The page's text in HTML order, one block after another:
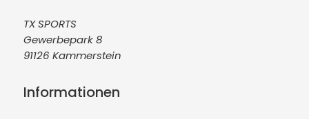
TX SPORTS
Gewerbepark 8
91126 Kammerstein
Informationen